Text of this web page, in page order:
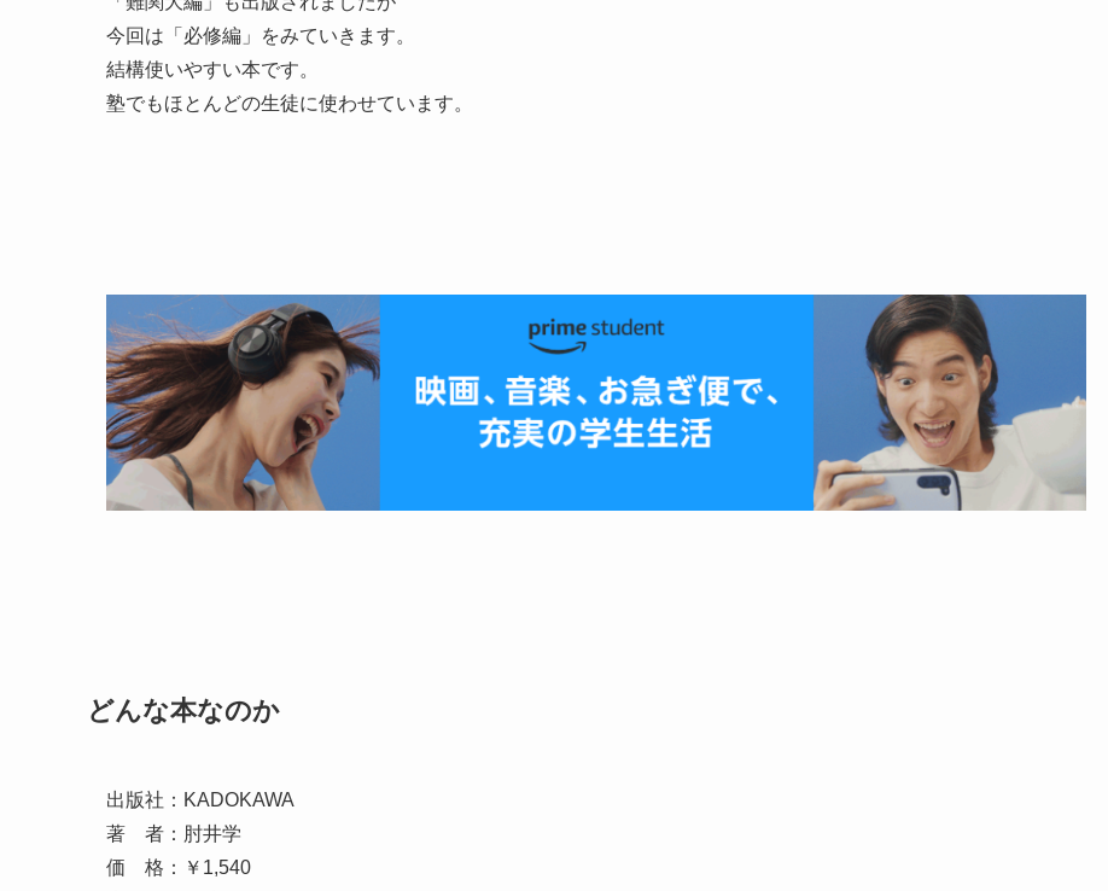
今回は「必修編」をみていきます。
結構使いやすい本です。
塾でもほとんどの生徒に使わせています。
どんな本なのか
出版社：KADOKAWA
著 者：肘井学
価 格：￥1,540